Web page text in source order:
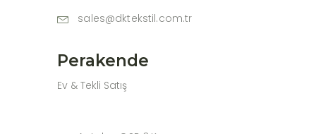
sales@dktekstil.com.tr
Perakende
Ev & Tekli Satış